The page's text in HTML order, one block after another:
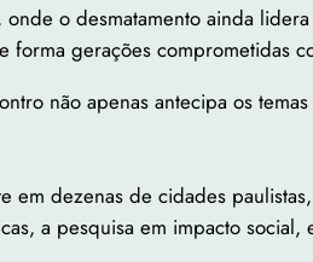
o desmatamento ainda
gerações comprometidas
não apenas antecipa os
dezenas de cidades
a pesquisa em impacto social,